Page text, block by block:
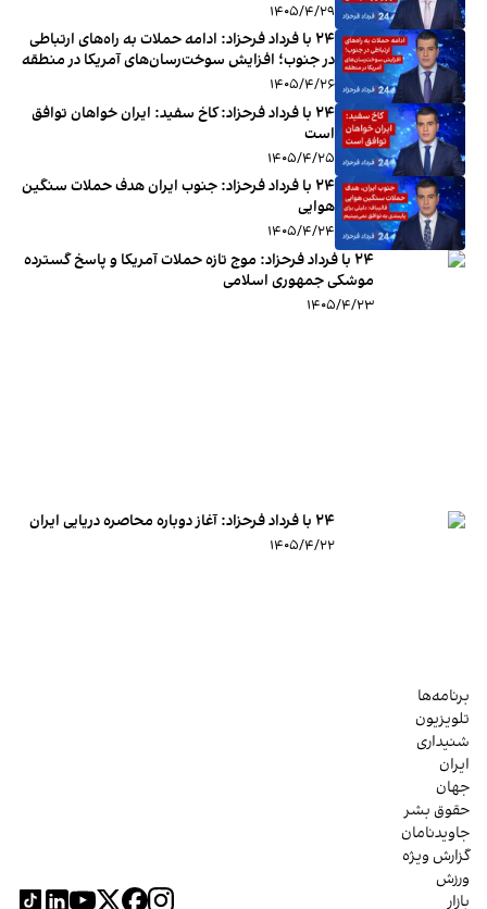
۱۴۰۵/۴/۲۹
۲۴ با فرداد فرحزاد: ادامه حملات به راه‌های ارتباطی
در جنوب؛ افزایش سوخت‌رسان‌های آمریکا در منطقه
۱۴۰۵/۴/۲۶
‏‏‏ ۲۴ با فرداد فرحزاد: کاخ سفید: ایران خواهان توافق
است
۱۴۰۵/۴/۲۵
‏‏‏ ۲۴ با فرداد فرحزاد: جنوب ایران هدف حملات سنگین
هوایی
۱۴۰۵/۴/۲۴
‏‏‏ ۲۴ با فرداد فرحزاد: موج تازه حملات آمریکا و پاسخ گسترده
موشکی جمهوری اسلامی
۱۴۰۵/۴/۲۳
۲۴ با فرداد فرحزاد: آغاز دوباره محاصره دریایی ایران
۱۴۰۵/۴/۲۲
برنامه‌ها
تلویزیون
شنیداری
ایران
جهان
حقوق بشر
جاویدنامان
گزارش ویژه
ورزش
بازار